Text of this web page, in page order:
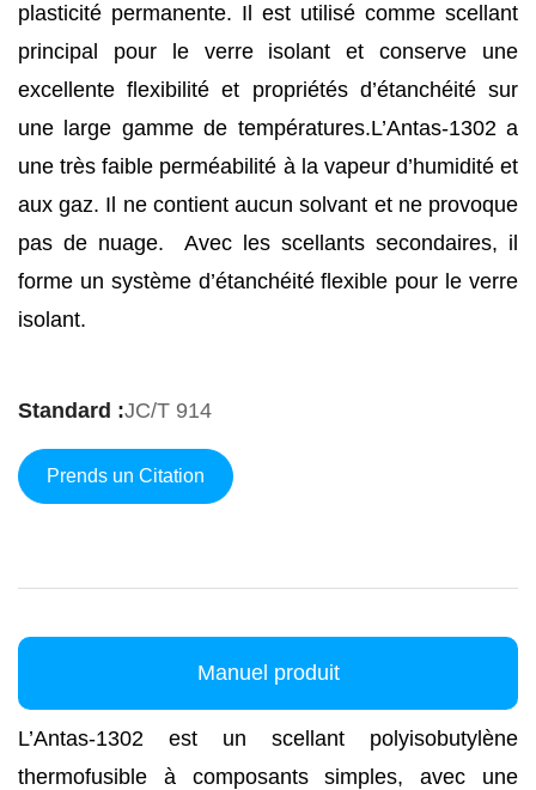
plasticité permanente. Il est utilisé comme scellant
principal pour le verre isolant et conserve une
excellente flexibilité et propriétés d’étanchéité sur
une large gamme de températures.L’Antas-1302 a
une très faible perméabilité à la vapeur d’humidité et
aux gaz. Il ne contient aucun solvant et ne provoque
pas de nuage. Avec les scellants secondaires, il
forme un système d’étanchéité flexible pour le verre
isolant.
Standard :JC/T 914
Prends un Citation
Manuel produit
L’Antas-1302 est un scellant polyisobutylène
thermofusible à composants simples, avec une